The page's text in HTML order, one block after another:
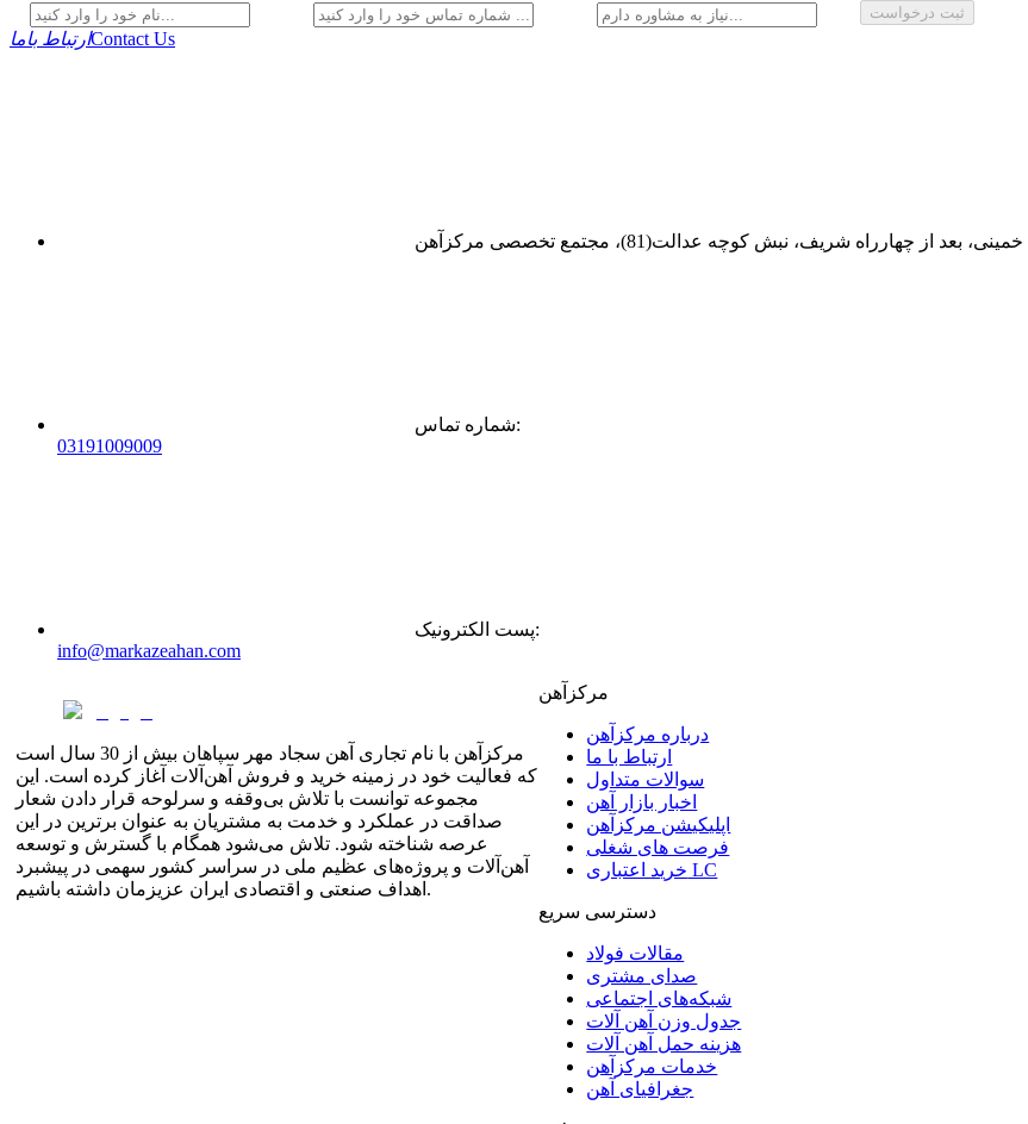
ثبت درخواست
ارتباط باماContact Us
بعد از چهارراه شریف، نبش کوچه عدالت(81)، مجتمع تخصصی مرکزآهن
شماره تماس:
03191009009
پست الکترونیک:
info@markazeahan.com
مرکزآهن با نام تجاری آهن سجاد مهر سپاهان بیش از 30 سال است
که فعالیت خود در زمینه خرید و فروش آهن‌آلات آغاز کرده است. این
مجموعه توانست با تلاش بی‌وقفه و سرلوحه قرار دادن شعار
صداقت در عملکرد و خدمت به مشتریان به عنوان برترین در این
عرصه شناخته شود. تلاش می‌شود همگام با گسترش و توسعه
آهن‌آلات و پروژه‌های عظیم ملی در سراسر کشور سهمی در پیشبرد
اهداف صنعتی و اقتصادی ایران عزیزمان داشته باشیم.
مرکزآهن
درباره مرکزآهن
ارتباط با ما
سوالات متداول
اخبار بازار آهن
اپلیکیشن مرکزآهن
فرصت های شغلی
خرید اعتباری LC
دسترسی سریع
مقالات فولاد
صدای مشتری
شبکه‌های اجتماعی
جدول وزن آهن آلات
هزینه حمل آهن آلات
خدمات مرکزآهن
جغرافیای آهن